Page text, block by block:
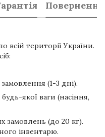
Повернення
всій території України.
(1-3 дні).
якої ваги (насіння,
замовлень (до 20 кг).
інвентарю.